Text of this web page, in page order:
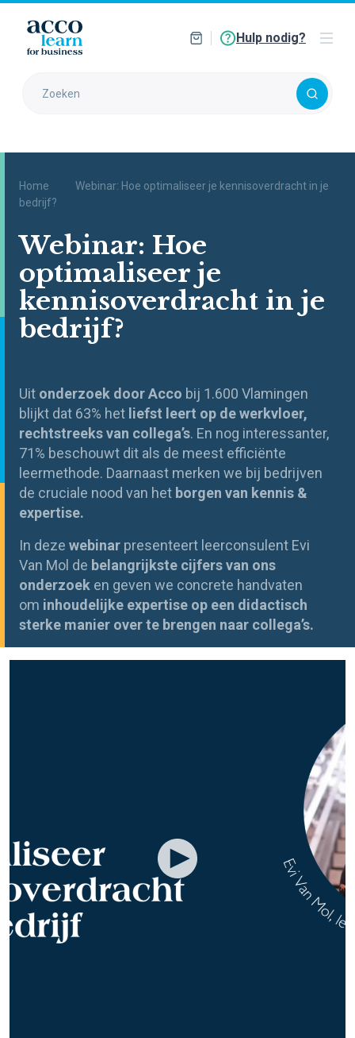
Hulp nodig?
Home
Webinar: Hoe optimaliseer je kennisoverdracht in je
bedrijf?
Webinar: Hoe
optimaliseer je
kennisoverdracht in je
bedrijf?
Uit onderzoek door Acco bij 1.600 Vlamingen
blijkt dat 63% het liefst leert op de werkvloer,
rechtstreeks van collega’s. En nog interessanter,
71% beschouwt dit als de meest efficiënte
leermethode. Daarnaast merken we bij bedrijven
de cruciale nood van het borgen van kennis &
expertise.
In deze webinar presenteert leerconsulent Evi
Van Mol de belangrijkste cijfers van ons
onderzoek en geven we concrete handvaten
om inhoudelijke expertise op een didactisch
sterke manier over te brengen naar collega’s.